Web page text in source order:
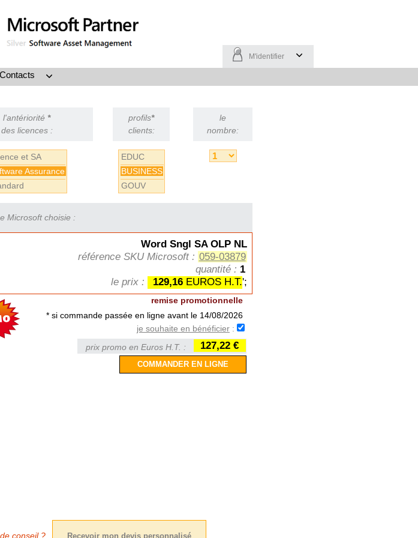
M'identifier
Contacts
l'antériorité *
des licences :
et SA
Assurance
profils*
clients:
EDUC
BUSINESS
GOUV
le
nombre:
Microsoft choisie :
Word Sngl SA OLP NL
référence SKU Microsoft : 059-03879
quantité : 1
le prix :
129,16EUROS H.T.';
remise promotionnelle
* si commande passée en ligne avant le 14/08/2026
je souhaite en bénéficier :
127,22 €
prix promo en Euros H.T. :
conseil ?